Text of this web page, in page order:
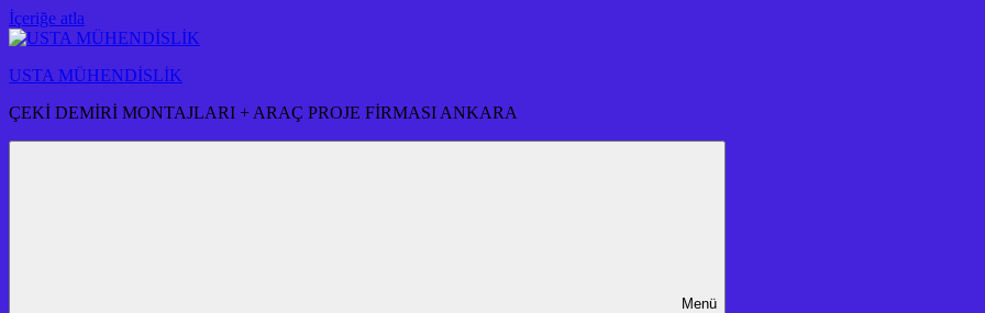
İçeriğe atla
USTA MÜHENDİSLİK
ÇEKİ DEMİRİ MONTAJLARI + ARAÇ PROJE FİRMASI ANKARA
Menü